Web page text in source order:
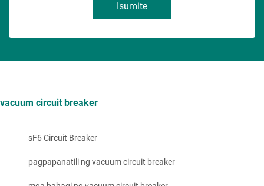
Isumite
vacuum circuit breaker
sF6 Circuit Breaker
pagpapanatili ng vacuum circuit breaker